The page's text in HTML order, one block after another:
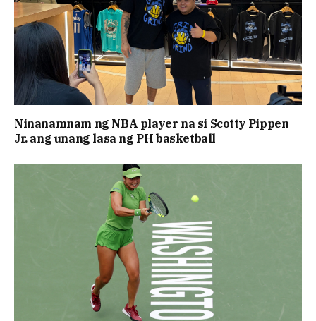
Ninanamnam ng NBA player na si Scotty Pippen
Jr. ang unang lasa ng PH basketball